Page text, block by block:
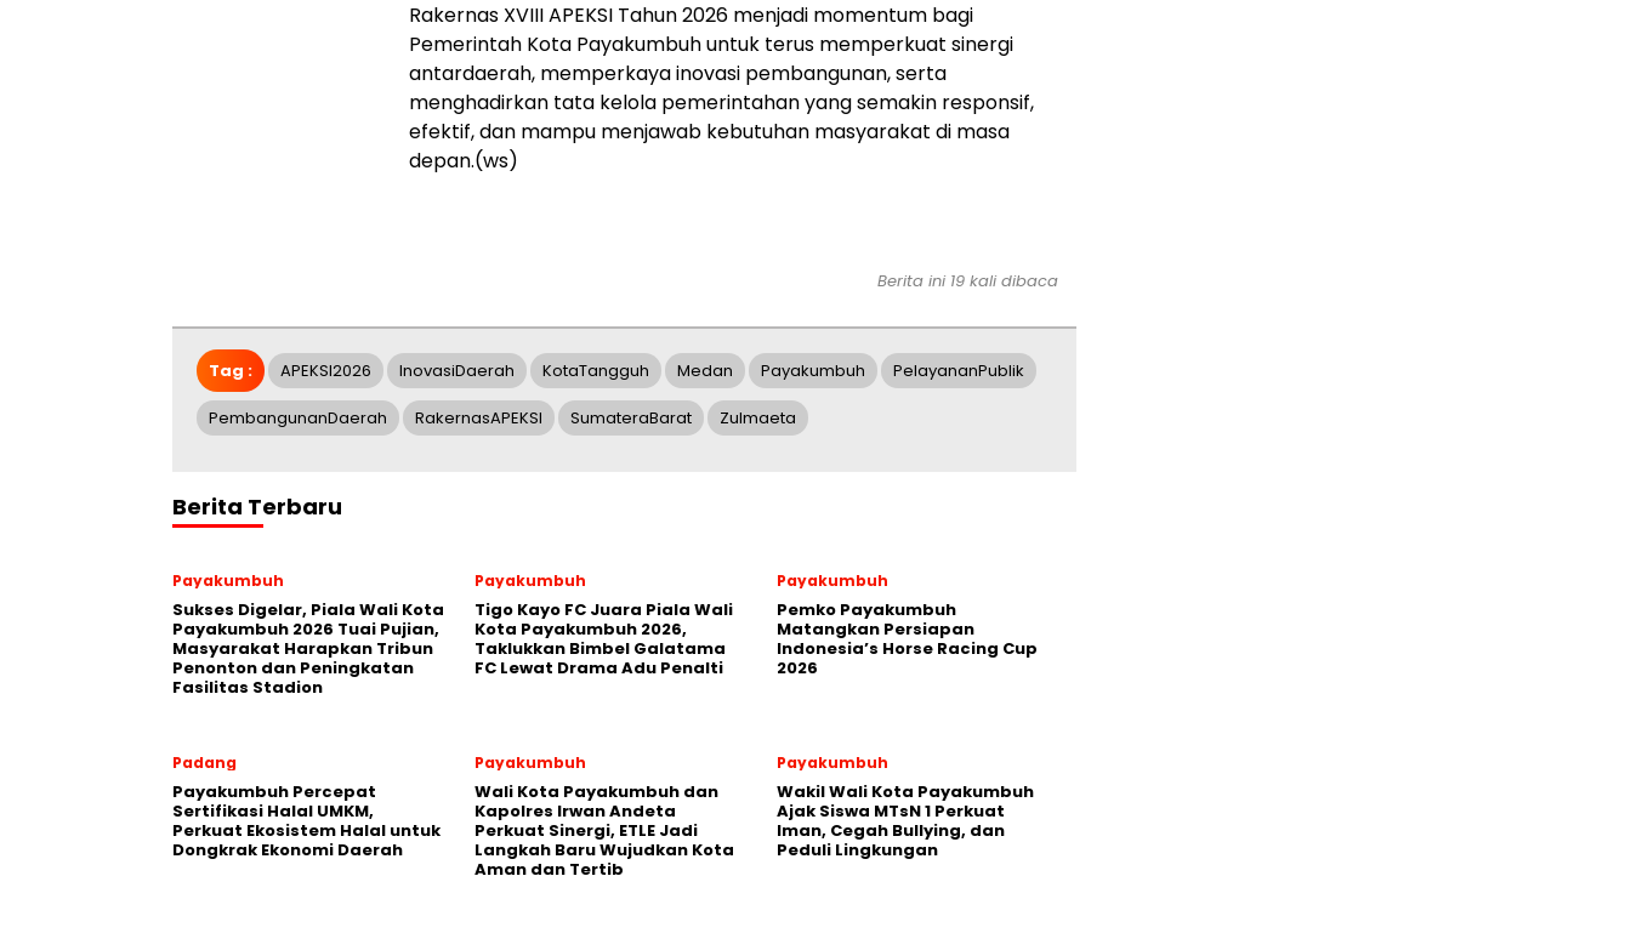
Rakernas XVIII APEKSI Tahun 2026 menjadi momentum bagi
Pemerintah Kota Payakumbuh untuk terus memperkuat sinergi
antardaerah, memperkaya inovasi pembangunan, serta
menghadirkan tata kelola pemerintahan yang semakin responsif,
efektif, dan mampu menjawab kebutuhan masyarakat di masa
depan.(ws)
Berita ini 19 kali dibaca
Tag : APEKSI2026 InovasiDaerah KotaTangguh Medan Payakumbuh PelayananPublik
PembangunanDaerah RakernasAPEKSI SumateraBarat Zulmaeta
Berita Terbaru
Payakumbuh
Sukses Digelar, Piala Wali Kota
Payakumbuh 2026 Tuai Pujian,
Masyarakat Harapkan Tribun
Penonton dan Peningkatan
Fasilitas Stadion
Payakumbuh
Tigo Kayo FC Juara Piala Wali
Kota Payakumbuh 2026,
Taklukkan Bimbel Galatama
FC Lewat Drama Adu Penalti
Payakumbuh
Pemko Payakumbuh
Matangkan Persiapan
Indonesia’s Horse Racing Cup
2026
Padang
Payakumbuh Percepat
Sertifikasi Halal UMKM,
Perkuat Ekosistem Halal untuk
Dongkrak Ekonomi Daerah
Payakumbuh
Wali Kota Payakumbuh dan
Kapolres Irwan Andeta
Perkuat Sinergi, ETLE Jadi
Langkah Baru Wujudkan Kota
Aman dan Tertib
Payakumbuh
Wakil Wali Kota Payakumbuh
Ajak Siswa MTsN 1 Perkuat
Iman, Cegah Bullying, dan
Peduli Lingkungan